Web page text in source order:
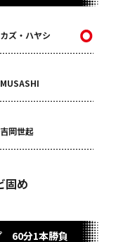
カズ・ハヤシ
MUSASHI
吉岡世起
固め
60分1本勝負